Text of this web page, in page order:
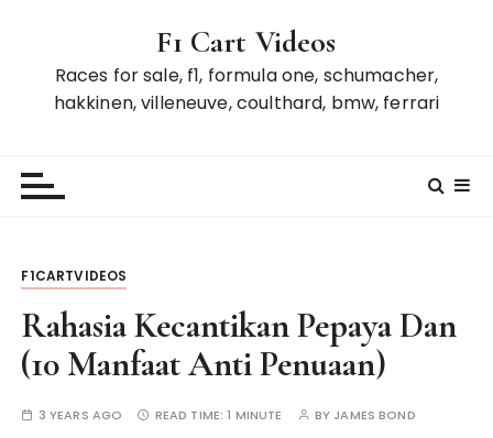
F1 Cart Videos
Races for sale, f1, formula one, schumacher,
hakkinen, villeneuve, coulthard, bmw, ferrari
F1CARTVIDEOS
Rahasia Kecantikan Pepaya Dan
(10 Manfaat Anti Penuaan)
3 YEARS AGO READ TIME:1 MINUTE BY JAMES BOND